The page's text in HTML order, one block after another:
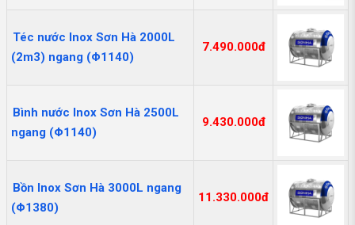
Téc nước Inox Sơn Hà 2000L
(2m3) ngang (Φ1140)
7.490.000đ
Bình nước Inox Sơn Hà 2500L
ngang (Φ1140)
9.430.000đ
Bồn Inox Sơn Hà 3000L ngang
(Φ1380)
11.330.000đ